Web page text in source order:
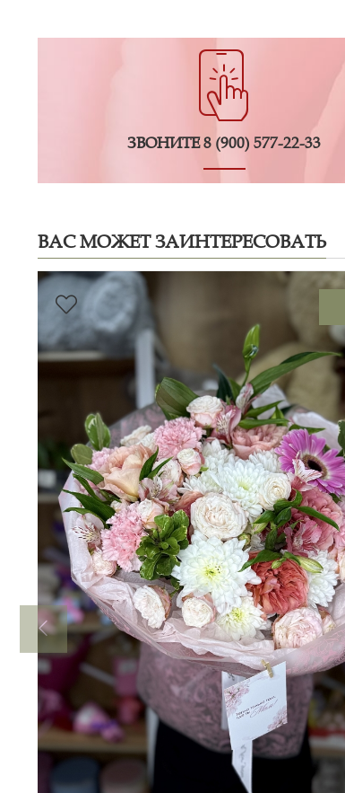
ЗВОНИТЕ8 (900) 577-22-33
ВАС МОЖЕТ ЗАИНТЕРЕСОВАТЬ